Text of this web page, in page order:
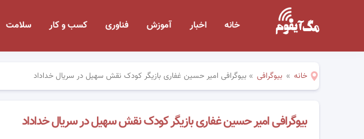
خانه اخبار آموزش فناوری کسب و کار سلامت
خانه » بیوگرافی » بیوگرافی امیر حسین غفاری بازیگر کودک نقش سهیل در سریال خداداد
بیوگرافی امیر حسین غفاری بازیگر کودک نقش سهیل در سریال خداداد